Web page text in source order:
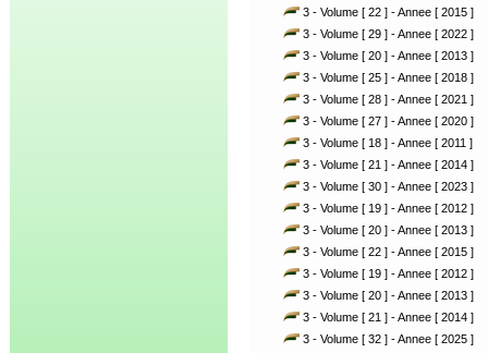
3 - Volume [ 22 ] - Annee [ 2015 ]
3 - Volume [ 29 ] - Annee [ 2022 ]
3 - Volume [ 20 ] - Annee [ 2013 ]
3 - Volume [ 25 ] - Annee [ 2018 ]
3 - Volume [ 28 ] - Annee [ 2021 ]
3 - Volume [ 27 ] - Annee [ 2020 ]
3 - Volume [ 18 ] - Annee [ 2011 ]
3 - Volume [ 21 ] - Annee [ 2014 ]
3 - Volume [ 30 ] - Annee [ 2023 ]
3 - Volume [ 19 ] - Annee [ 2012 ]
3 - Volume [ 20 ] - Annee [ 2013 ]
3 - Volume [ 22 ] - Annee [ 2015 ]
3 - Volume [ 19 ] - Annee [ 2012 ]
3 - Volume [ 20 ] - Annee [ 2013 ]
3 - Volume [ 21 ] - Annee [ 2014 ]
3 - Volume [ 32 ] - Annee [ 2025 ]